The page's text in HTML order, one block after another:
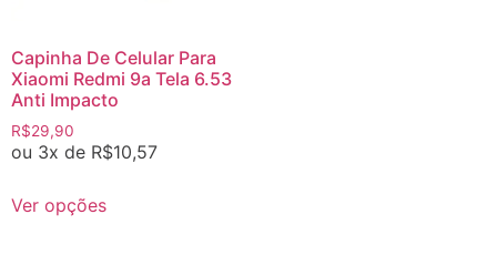
Capinha De Celular Para
Xiaomi Redmi 9a Tela 6.53
Anti Impacto
R$29,90
ou 3x de R$10,57
Ver opções